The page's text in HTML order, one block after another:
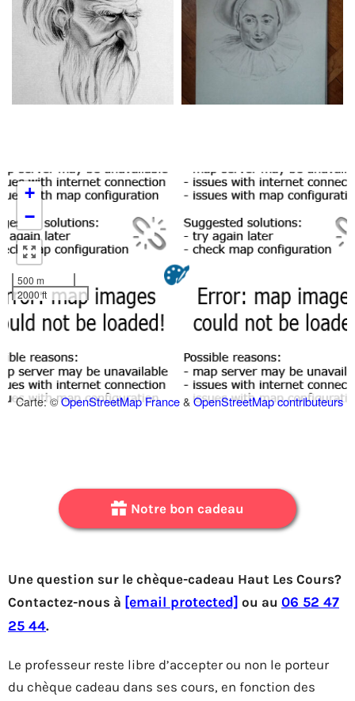
+
−
500 m
2000 ft
Carte: ©OpenStreetMap France & OpenStreetMap contributeurs
Notre bon cadeau
Une question sur le chèque-cadeau Haut Les Cours?
Contactez-nous à [email protected] ou au 06 52 47
25 44.
Le professeur reste libre d’accepter ou non le porteur
du chèque cadeau dans ses cours, en fonction des